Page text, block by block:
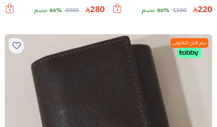
220
1100 80% خصم 280
2000 86% خصم
سعر قابل للتفاوض